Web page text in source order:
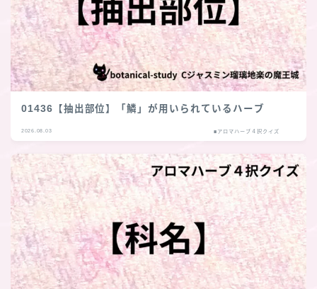
01436【抽出部位】「鱗」が用いられているハーブ
2026.08.03 ■アロマハーブ４択クイズ